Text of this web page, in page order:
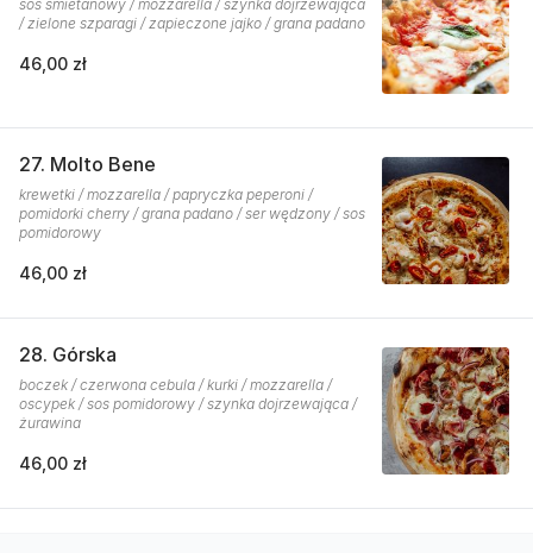
sos śmietanowy / mozzarella / szynka dojrzewająca
/ zielone szparagi / zapieczone jajko / grana padano
46,00 zł
27. Molto Bene
krewetki / mozzarella / papryczka peperoni /
pomidorki cherry / grana padano / ser wędzony / sos
pomidorowy
46,00 zł
28. Górska
boczek / czerwona cebula / kurki / mozzarella /
oscypek / sos pomidorowy / szynka dojrzewająca /
żurawina
46,00 zł